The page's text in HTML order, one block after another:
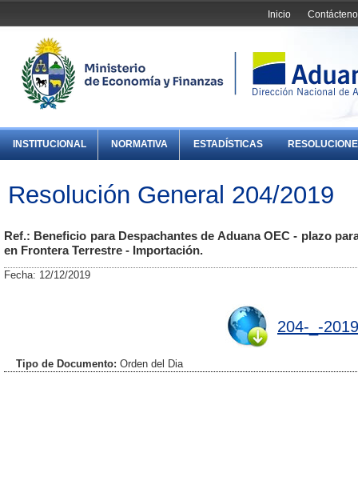
Inicio
INSTITUCIONAL NORMATIVA ESTADÍSTICAS
Resolución General 204/2019
Ref.: Beneficio para Despachantes de Aduana OEC - plazo
en Frontera Terrestre - Importación.
Fecha: 12/12/2019
204-_-
Tipo de Documento: Orden del Dia